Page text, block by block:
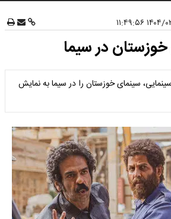
در سیما
سینمای خوزستان را در سیما به نمایش